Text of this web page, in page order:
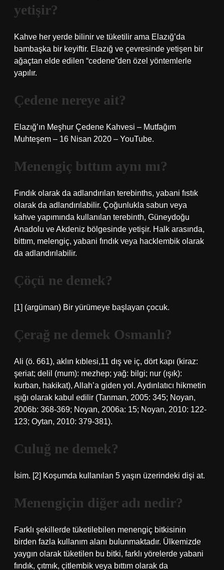
yetişir?
Kahve her yerde bilinir ve tüketilir ama Elazığ’da
bambaşka bir keyiftir. Elazığ ve çevresinde yetişen bir
ağaçtan elde edilen “cedene”den özel yöntemlerle
yapılır.
Çedene nereye ait?
Elazığ’ın Meşhur Çedene Kahvesi – Mutfağım
Muhteşem – 16 Nisan 2020 – YouTube.
Menengiç bıttım aynı mı?
Fındık olarak da adlandırılan terebinths, yabani fıstık
olarak da adlandırılabilir. Çoğunlukla sabun veya
kahve yapımında kullanılan terebinth, Güneydoğu
Anadolu ve Akdeniz bölgesinde yetişir. Halk arasında,
bittım, melengiç, yabani fındık veya hacklembik olarak
da adlandırılabilir.
Çöçü ne demek?
[1] (argüman) Bir yürümeye başlayan çocuk.
Çerağ ne demek Osmanlı?
Ali (ö. 661), aklın kıblesi,11 dış ve iç, dört kapı (kiraz:
şeriat; delil (mum): mezhep; yağ: bilgi; nur (ışık):
kurban, hakikat), Allah’a giden yol. Aydınlatıcı hikmetin
ışığı olarak kabul edilir (Tanman, 2005: 345; Noyan,
2006b: 368-369; Noyan, 2006a: 15; Noyan, 2010: 122-
123; Oytan, 2010: 379-381).
Culuğ ne demek?
İsim. [2] Koşumda kullanılan 5 yaşın üzerindeki dişi at.
Menengiçin diğer adı nedir?
Farklı şekillerde tüketilebilen menengiç bitkisinin
birden fazla kullanım alanı bulunmaktadır. Ülkemizde
yaygın olarak tüketilen bu bitki, farklı yörelerde yabani
fındık, çıtmık, çitlembik veya bıttım olarak da